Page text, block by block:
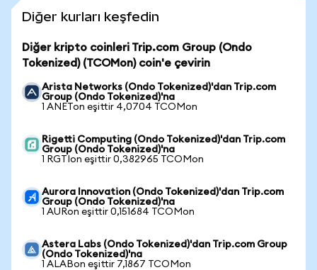
Diğer kurları keşfedin
Diğer kripto coinleri Trip.com Group (Ondo
Tokenized) (TCOMon) coin'e çevirin
Arista Networks (Ondo Tokenized)'dan Trip.com
Group (Ondo Tokenized)'na
1 ANETon eşittir 4,0704 TCOMon
Rigetti Computing (Ondo Tokenized)'dan Trip.com
Group (Ondo Tokenized)'na
1 RGTIon eşittir 0,382965 TCOMon
Aurora Innovation (Ondo Tokenized)'dan Trip.com
Group (Ondo Tokenized)'na
1 AURon eşittir 0,151684 TCOMon
Astera Labs (Ondo Tokenized)'dan Trip.com Group
(Ondo Tokenized)'na
1 ALABon eşittir 7,1867 TCOMon